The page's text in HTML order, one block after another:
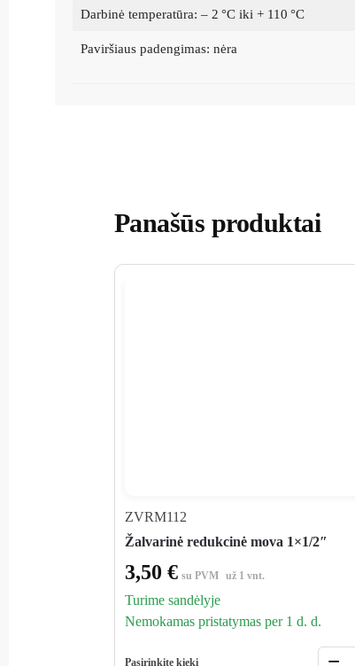
Darbinė temperatūra: – 2 °C iki + 110 °C
Paviršiaus padengimas: nėra
Panašūs produktai
ZVRM112
Žalvarinė redukcinė mova 1×1/2″
3,50 € su PVM už 1 vnt.
Turime sandėlyje
Nemokamas pristatymas per 1 d. d.
Pasirinkite kiekį